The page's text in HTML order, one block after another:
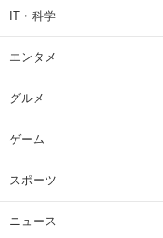
IT・科学
エンタメ
グルメ
ゲーム
スポーツ
ニュース